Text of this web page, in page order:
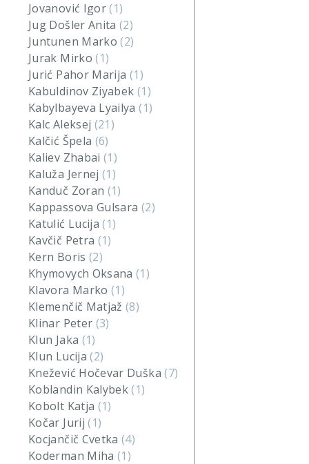
Jovanović Igor(1)
Jug Došler Anita(2)
Juntunen Marko(2)
Jurak Mirko(1)
Jurić Pahor Marija (1)
Kabuldinov Ziyabek (1)
Kabylbayeva Lyailya(1)
Kalc Aleksej (21)
Kalčić Špela (6)
Kaliev Zhabai(1)
Kaluža Jernej(1)
Kanduč Zoran (1)
Kappassova Gulsara (2)
Katulić Lucija(1)
Kavčič Petra (1)
Kern Boris (2)
Khymovych Oksana(1)
Klavora Marko(1)
Klemenčič Matjaž(8)
Klinar Peter (3)
Klun Jaka (1)
Klun Lucija(2)
Knežević Hočevar Duška(7)
Koblandin Kalybek(1)
Kobolt Katja (1)
Kočar Jurij(1)
Kocjančič Cvetka(4)
Koderman Miha(1)